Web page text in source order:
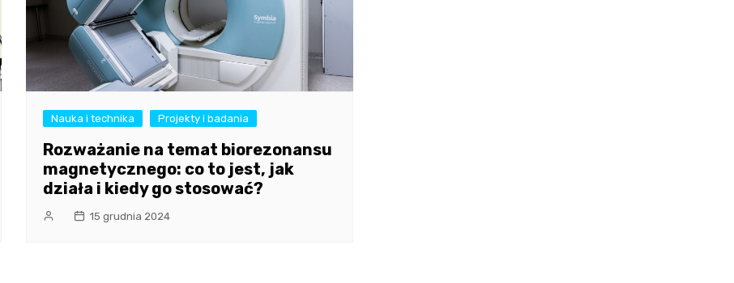
Nauka i technika Projekty i badania
Rozważanie na temat biorezonansu
magnetycznego: co to jest, jak
działa i kiedy go stosować?
15 grudnia 2024